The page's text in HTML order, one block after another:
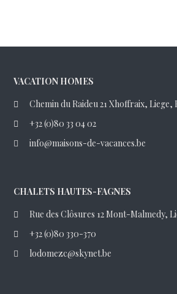
VACATION HOMES
Chemin du Raideu 21 Xhoffraix, Liege,
+32 (0)80 33 04 02
info@maisons-de-vacances.be
CHALETS HAUTES-FAGNES
Rue des Clôsures 12 Mont-Malmedy,
+32 (0)80 330-370
lodomezc@skynet.be